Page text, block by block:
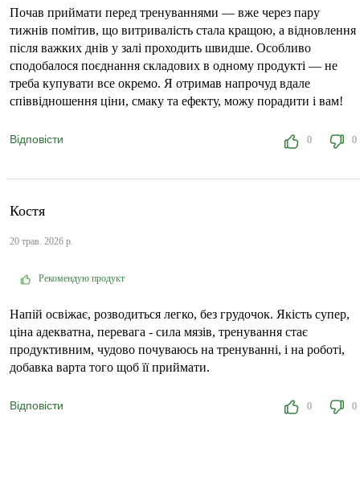
Почав приймати перед тренуваннями — вже через пару
тижнів помітив, що витривалість стала кращою, а відновлення
після важких днів у залі проходить швидше. Особливо
сподобалося поєднання складових в одному продукті — не
треба купувати все окремо. Я отримав напрочуд вдале
співвідношення ціни, смаку та ефекту, можу порадити і вам!
Відповісти 0 0
Костя
20 трав. 2026 р.
Рекомендую продукт
Напій освіжає, розводиться легко, без грудочок. Якість супер,
ціна адекватна, перевага - сила мязів, тренування стає
продуктивним, чудово почуваюсь на тренуванні, і на роботі,
добавка варта того щоб її приймати.
Відповісти 0 0